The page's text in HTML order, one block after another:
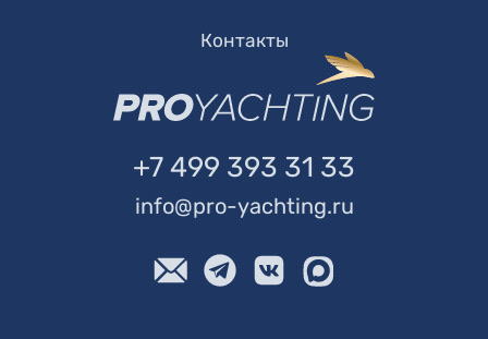
Контакты
+7 499 393 31 33
info@pro-yachting.ru